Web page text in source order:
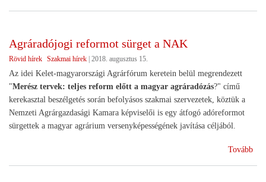
Agráradójogi reformot sürget a NAK
Rövid hírek Szakmai hírek | 2018. augusztus 15.
Az idei Kelet-magyarországi Agrárfórum keretein belül megrendezett
"Merész tervek: teljes reform előtt a magyar agráradózás?" című
kerekasztal beszélgetés során befolyásos szakmai szervezetek, köztük a
Nemzeti Agrárgazdasági Kamara képviselői is egy átfogó adóreformot
sürgettek a magyar agrárium versenyképességének javítása céljából.
Tovább